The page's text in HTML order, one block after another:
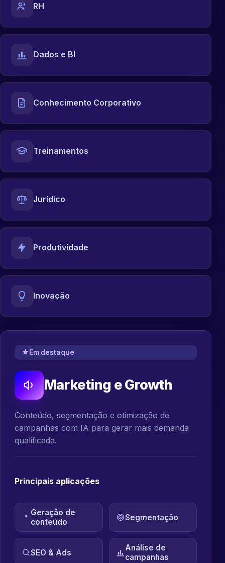
RH
Dados e BI
Conhecimento Corporativo
Treinamentos
Jurídico
Produtividade
Inovação
Em destaque
Marketing e Growth
Conteúdo, segmentação e otimização de
campanhas com IA para gerar mais demanda
qualificada.
Principais aplicações
Geração de
conteúdo
Segmentação
SEO & Ads
Análise de
campanhas